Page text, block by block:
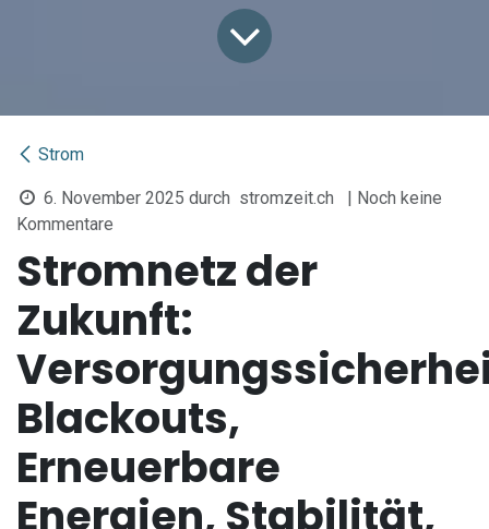
Strom
6. November 2025 durch stromzeit.ch
| Noch keine
Kommentare
Stromnetz der
Zukunft:
Blackouts,
Erneuerbare
Energien, Stabilität,